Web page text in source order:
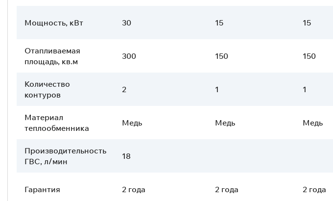
Мощность, кВт 30 15 15
Отапливаемая
площадь, кв.м
300 150 150
Количество
контуров
2 1 1
Материал
теплообменника
Медь Медь Медь
Производительность
ГВС, л/мин
18
Гарантия 2 года 2 года 2 года